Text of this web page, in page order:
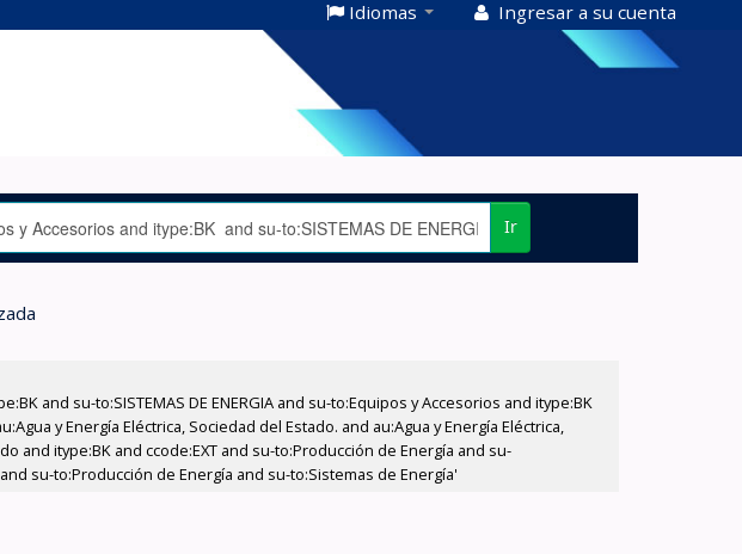
Idiomas Ingresar a su cuenta
Ir
and su-to:SISTEMAS DE ENERGIA and su-to:Equipos y Accesorios and itype:BK
y Energía Eléctrica, Sociedad del Estado. and au:Agua y Energía Eléctrica,
and itype:BK and ccode:EXT and su-to:Producción de Energía and su-
su-to:Producción de Energía and su-to:Sistemas de Energía'